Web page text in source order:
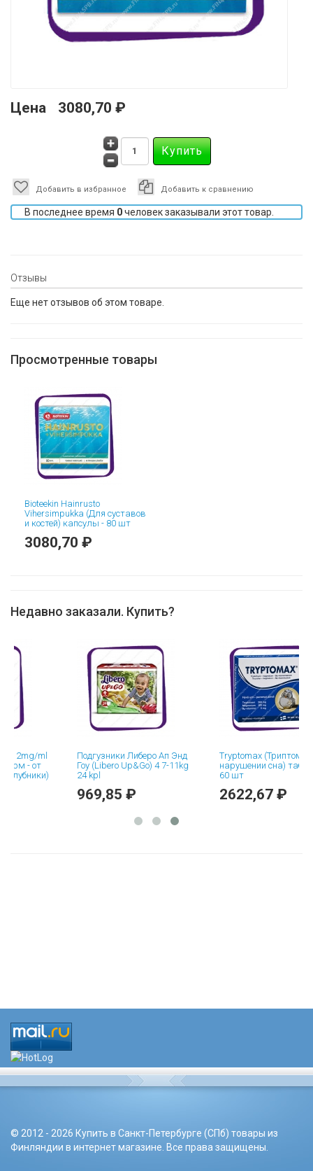
Цена 3080,70 ₽
Добавить в избранное Добавить к сравнению
В последнее время 0человек заказывали этот товар.
Отзывы
Еще нет отзывов об этом товаре.
Просмотренные товары
Bioteekin Hainrusto
Vihersimpukka (Для суставов
и костей) капсулы - 80 шт
3080,70 ₽
Недавно заказали. Купить?
ml
- от
Подгузники Либеро Ап Энд
Гоу (Libero Up&Go) 4 7-11kg
24 kpl
969,85 ₽
Tryptomax (Триптомакс -
нарушении сна) таблетки
60 шт
2622,67 ₽
© 2012 - 2026 Купить в Санкт-Петербурге (СПб) товары из
Финляндии в интернет магазине. Все права защищены.